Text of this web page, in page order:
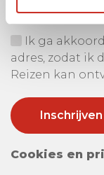
Ik ga
adres, zodat ik
Reizen kan
Cookies en